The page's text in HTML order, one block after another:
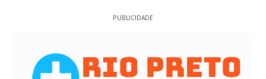
PUBLICIDADE